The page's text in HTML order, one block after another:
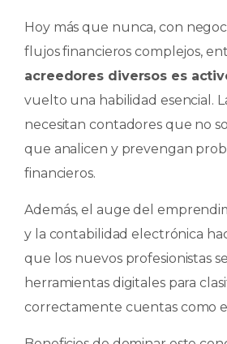
Hoy más que nunca, con
flujos financieros complejos,
acreedores diversos es
vuelto una habilidad esencial.
necesitan contadores que no
que analicen y prevengan
financieros.
Además, el auge del
y la contabilidad electrónica
que los nuevos profesionistas
herramientas digitales para
correctamente cuentas como